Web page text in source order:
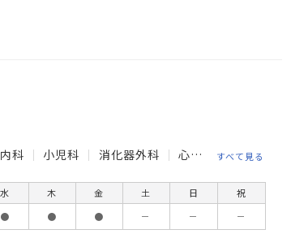
科 小児科 消化器外科 心臓外科 血管外科
すべて見る
水 木 金 土 日
祝
● ● ● － － －